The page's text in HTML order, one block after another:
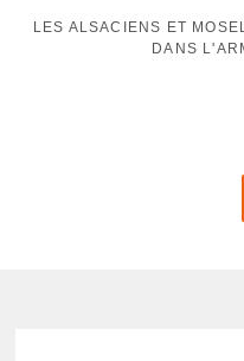
LES ALSACIENS ET
DANS